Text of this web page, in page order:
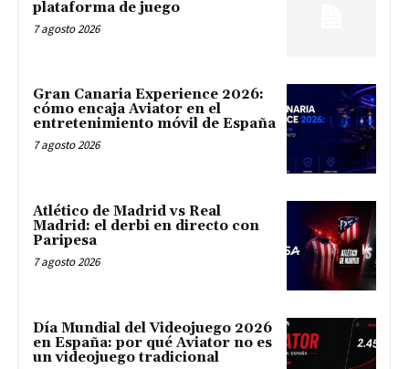
plataforma de juego
7 agosto 2026
Gran Canaria Experience 2026:
cómo encaja Aviator en el
entretenimiento móvil de España
7 agosto 2026
Atlético de Madrid vs Real
Madrid: el derbi en directo con
Paripesa
7 agosto 2026
Día Mundial del Videojuego 2026
en España: por qué Aviator no es
un videojuego tradicional